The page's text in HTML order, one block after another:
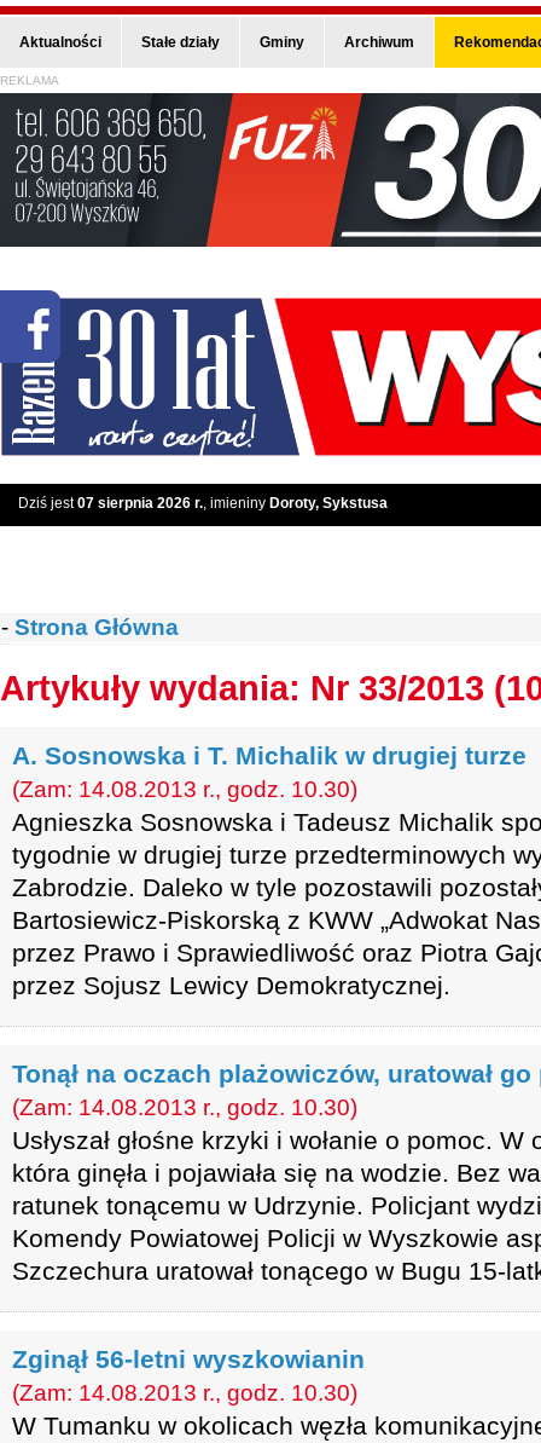
Aktualności Stałe działy Gminy Archiwum
REKLAMA
Dziś jest07 sierpnia 2026 r., imieniny Doroty, Sykstusa
- Strona Główna
Artykuły wydania: Nr 33/2013
A. Sosnowska i T. Michalik w drugiej turze
(Zam: 14.08.2013 r., godz. 10.30)
Agnieszka Sosnowska i Tadeusz Michalik
tygodnie w drugiej turze przedterminowych
Zabrodzie. Daleko w tyle pozostawili
Bartosiewicz-Piskorską z KWW „Adwokat
przez Prawo i Sprawiedliwość oraz Piotra
przez Sojusz Lewicy Demokratycznej.
Tonął na oczach plażowiczów, uratował
(Zam: 14.08.2013 r., godz. 10.30)
Usłyszał głośne krzyki i wołanie o pomoc.
która ginęła i pojawiała się na wodzie. Bez
ratunek tonącemu w Udrzynie. Policjant
Komendy Powiatowej Policji w Wyszkowie
Szczechura uratował tonącego w Bugu 15-
Zginął 56-letni wyszkowianin
(Zam: 14.08.2013 r., godz. 10.30)
W Tumanku w okolicach węzła